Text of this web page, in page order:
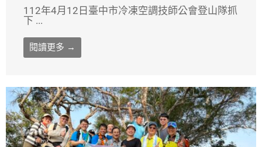
112年4月12日臺中市冷凍空調技師公會登山隊抓
下 ...
閱讀更多 →